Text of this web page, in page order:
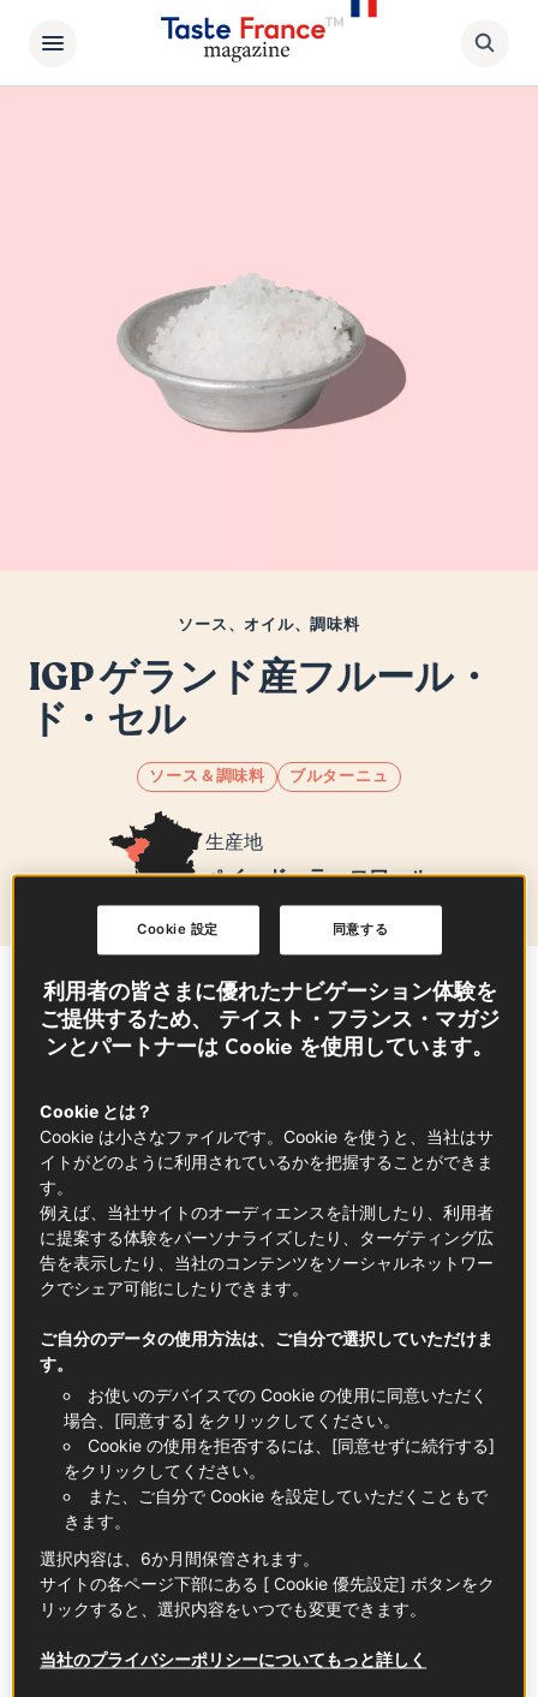
ソース、オイル、調味料
IGP ゲランド産フルール・
ド・セル
ソース＆調味料 ブルターニュ
生産地
ペイ・ド・ラ・ロワール
Sommaire
華）はピュアでナチュラルで無添加。食卓塩と
して抜きんでた地位を確立しています。その採
塩はまさに職人技で、熟練の技と忍耐の結晶な
のです。
知っておきたいこと
IGP ゲランド産フルール・ド・セルは 、ゲランド半島
の塩田で 丁寧に採塩されます。これら塩田は家族経営
で、職人技を世代から世代へと受け継ぎ保存してきま
した。粘土層から成る結晶池。塩田労働者は冬の間に
この結晶池を手入れし、春になるとそこに海水を送り
ます。風、太陽、熱による自然な蒸発で結晶池の塩水
は濃縮し、いわゆる鹹水になります。そして塩の結晶
化が始まります。塩の華が風によって水面に形成され
ます。天候次第ですが、春から晩秋にかけて採塩され
ます。採塩は午後、夕方の露が下りる前にそっと行わ
やすいのです。「ルース（lousse）」と呼ばれる一種の
利用者の皆さまに優れたナビゲーション体験を
ご提供するため、 テイスト・フランス・マガジ
ンとパートナーは Cookie を使用しています。
Cookie とは？
Cookie は小さなファイルです。Cookie を使うと、当社はサ
イトがどのように利用されているかを把握することができま
す。
例えば、当社サイトのオーディエンスを計測したり、利用者
に提案する体験をパーソナライズしたり、ターゲティング広
告を表示したり、当社のコンテンツをソーシャルネットワー
クでシェア可能にしたりできます。
ご自分のデータの使用方法は、ご自分で選択していただけま
す。
お使いのデバイスでの Cookie の使用に同意いただく
場合、[同意する] をクリックしてください。
Cookie の使用を拒否するには、[同意せずに続行する]
をクリックしてください。
また、ご自分で Cookie を設定していただくこともで
きます。
選択内容は、6か月間保管されます。
サイトの各ページ下部にある [ Cookie 優先設定] ボタンをク
リックすると、選択内容をいつでも変更できます。
当社のプライバシーポリシーについてもっと詳しく
同意する
Cookie 設定